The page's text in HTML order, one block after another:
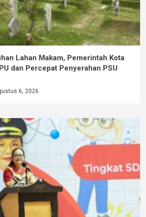
Lahan Makam, Pemerintah Kota
dan Percepat Penyerahan PSU
6, 2026